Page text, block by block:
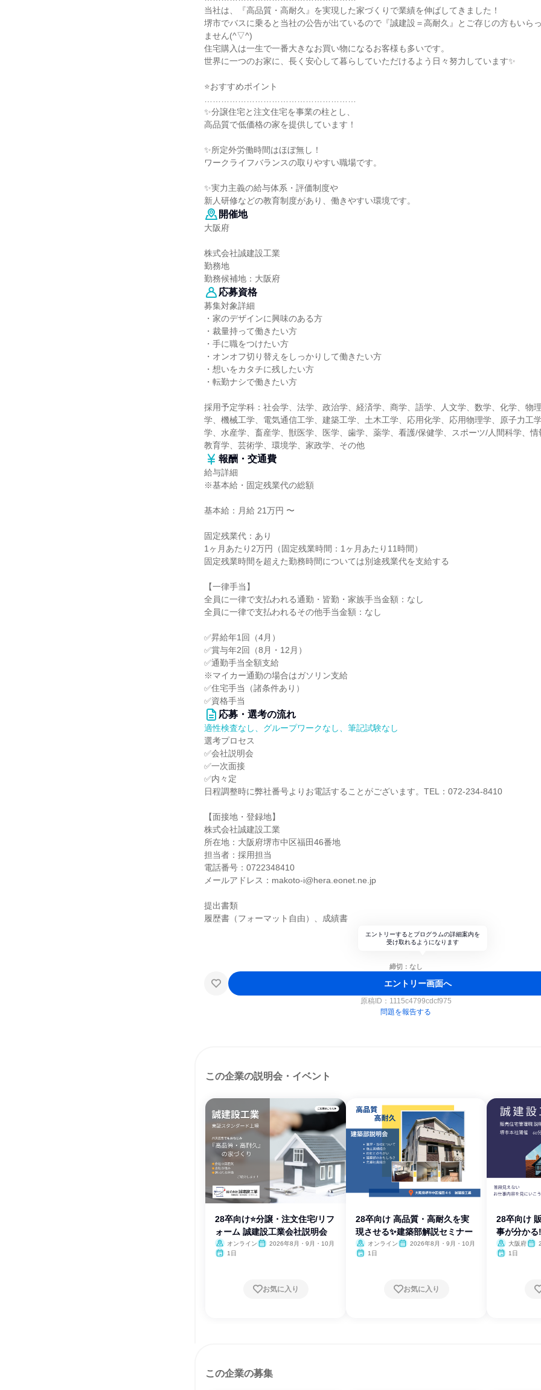
当社は、『高品質・高耐久』を実現した家づくりで業績を伸ばしてきました！
堺市でバスに乗ると当社の公告が出ているので『誠建設＝高耐久』とご存じの方もいら
ません(^▽^)
住宅購入は一生で一番大きなお買い物になるお客様も多いです。
世界に一つのお家に、長く安心して暮らしていただけるよう日々努力しています✨
⭐おすすめポイント
✨分譲住宅と注文住宅を事業の柱とし、
高品質で低価格の家を提供しています！
✨所定外労働時間はほぼ無し！
ワークライフバランスの取りやすい職場です。
✨実力主義の給与体系・評価制度や
新人研修などの教育制度があり、働きやすい環境です。
開催地
大阪府
株式会社誠建設工業
勤務地
勤務候補地：大阪府
応募資格
募集対象詳細
・家のデザインに興味のある方
・裁量持って働きたい方
・手に職をつけたい方
・オンオフ切り替えをしっかりして働きたい方
・想いをカタチに残したい方
・転勤ナシで働きたい方
採用予定学科：社会学、法学、政治学、経済学、商学、語学、人文学、数学、化学、物
学、機械工学、電気通信工学、建築工学、土木工学、応用化学、応用物理学、原子力工
学、水産学、畜産学、獣医学、医学、歯学、薬学、看護/保健学、スポーツ/人間科学、情
教育学、芸術学、環境学、家政学、その他
報酬・交通費
給与詳細
※基本給・固定残業代の総額
基本給：月給 21万円 〜
固定残業代：あり
1ヶ月あたり2万円（固定残業時間：1ヶ月あたり11時間）
固定残業時間を超えた勤務時間については別途残業代を支給する
【一律手当】
全員に一律で支払われる通勤・皆勤・家族手当金額：なし
全員に一律で支払われるその他手当金額：なし
✅昇給年1回（4月）
✅賞与年2回（8月・12月）
✅通勤手当全額支給
※マイカー通勤の場合はガソリン支給
✅住宅手当（諸条件あり）
✅資格手当
応募・選考の流れ
適性検査なし、グループワークなし、筆記試験なし
選考プロセス
✅会社説明会
✅一次面接
✅内々定
日程調整時に弊社番号よりお電話することがございます。TEL：072-234-8410
【面接地・登録地】
株式会社誠建設工業
所在地：大阪府堺市中区福田46番地
担当者：採用担当
電話番号：0722348410
メールアドレス：makoto-i@hera.eonet.ne.jp
提出書類
履歴書（フォーマット自由）、成績書
エントリーするとプログラムの詳細案内を
受け取れるようになります
締切：なし
エントリー画面へ
原稿ID： 1115c4799cdcf975
問題を報告する
この企業の説明会・イベント
28卒向け⭐分譲・注文住宅/リフ
ォーム 誠建設工業会社説明会
オンライン
2026年8月・9月・10月
1日
お気に入り
28卒向け 高品質・高耐久を実
現させる✨建築部解説セミナー
オンライン
2026年8月・9月・10月
1日
お気に入り
28卒向け
事が分か
大阪府
1日
この企業の募集